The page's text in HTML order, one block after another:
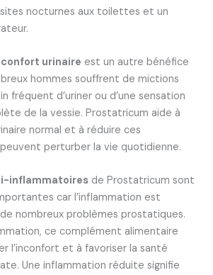
nocturnes aux toilettes et un
urinaire est un autre bénéfice
hommes souffrent de mictions
fréquent d’uriner ou d’une sensation
de la vessie. Prostatricum aide à
normal et à réduire ces
perturber la vie quotidienne.
inflammatoires de Prostatricum sont
car l’inflammation est
nombreux problèmes prostatiques.
ce complément alimentaire
l’inconfort et à favoriser la santé
Une inflammation réduite signifie